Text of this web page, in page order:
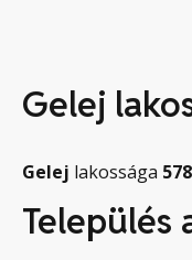
Gelej
Gelej lakossága 578
Település